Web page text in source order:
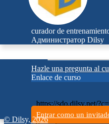
curador de
Администратор Dilsy
Hazle una pregunta al
Enlace de curso
https://sdo.dilsy.net/
Entrar como un
© Dilsy, 2026